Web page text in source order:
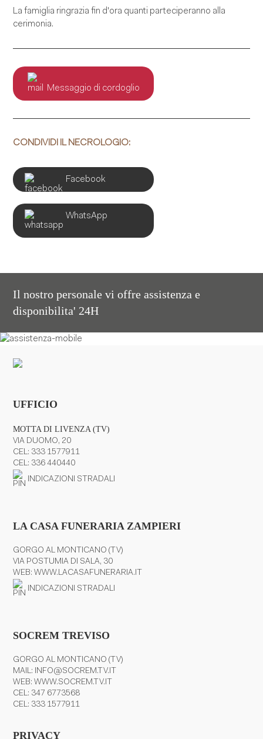
La famiglia ringrazia fin d'ora quanti parteciperanno alla
cerimonia.
Messaggio di cordoglio
CONDIVIDI IL NECROLOGIO:
Facebook
WhatsApp
Il nostro personale vi offre assistenza e
disponibilita' 24H
UFFICIO
MOTTA DI LIVENZA (TV)
VIA DUOMO, 20
CEL: 333 1577911
CEL: 336 440440
INDICAZIONI STRADALI
LA CASA FUNERARIA ZAMPIERI
GORGO AL MONTICANO (TV)
VIA POSTUMIA DI SALA, 30
WEB:WWW.LACASAFUNERARIA.IT
INDICAZIONI STRADALI
SOCREM TREVISO
GORGO AL MONTICANO (TV)
MAIL: INFO@SOCREM.TV.IT
WEB:WWW.SOCREM.TV.IT
CEL: 347 6773568
CEL: 333 1577911
PRIVACY